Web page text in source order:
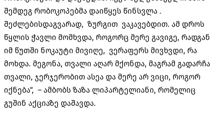
შემდეგ რობოკოპებმა დაიწყეს წინსვლა .
შეძლებისდაგვარად, ზურგით ვაკავებდით. ამ დროს
წყლის ჭავლი მომხვდა, როგორც მერე გავიგე, რადგან
იმ წუთში ნოკაუტი მივიღე, ვერაფერს მივხვდი, რა
მოხდა. მეგონა, თვალი აღარ მქონდა, მაგრამ გადარჩა
თვალი, ჯერჯერობით ასეა და მერე არ ვიცი, როგორ
იქნება“, – ამბობს ზაზა ლიპარტელიანი, რომელიც
გუშინ აქციაზე დაშავდა.